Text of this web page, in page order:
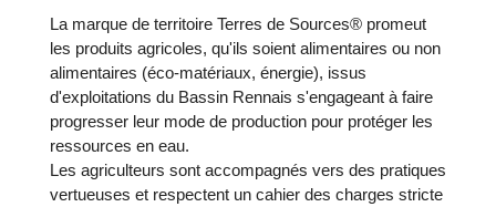
La marque de territoire Terres de Sources® promeut
les produits agricoles, qu'ils soient alimentaires ou non
alimentaires (éco-matériaux, énergie), issus
d'exploitations du Bassin Rennais s'engageant à faire
progresser leur mode de production pour protéger les
ressources en eau.
Les agriculteurs sont accompagnés vers des pratiques
vertueuses et respectent un cahier des charges stricte